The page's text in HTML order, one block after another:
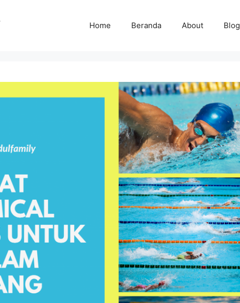
Home Beranda About Blog